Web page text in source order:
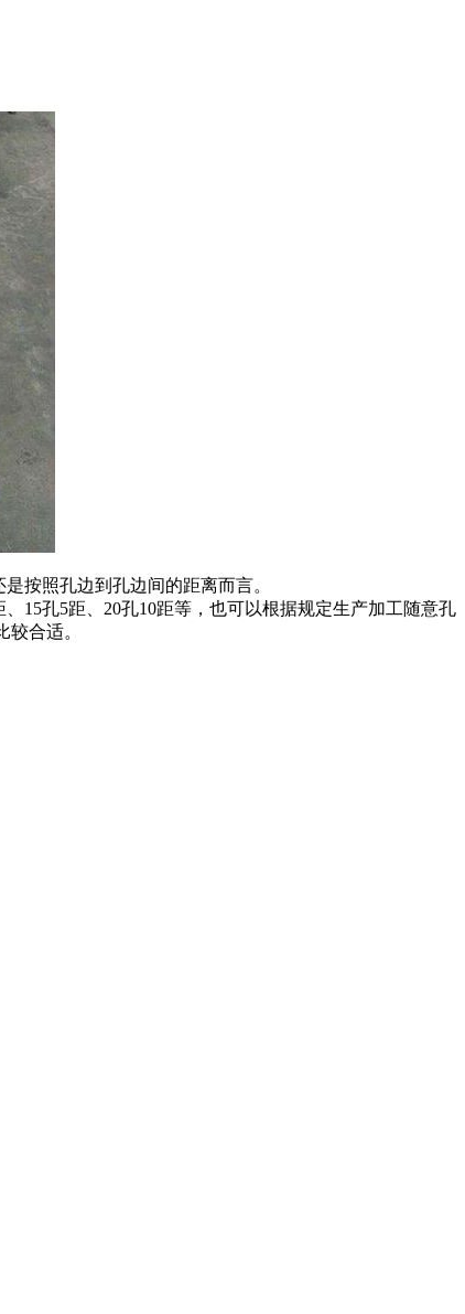
按照孔边到孔边间的距离而言。
15孔5距、20孔10距等，也可以根据规定生产加工随意孔
合适。